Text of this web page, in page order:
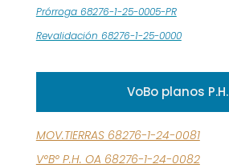
Prórroga 68276-1-25-0005-PR
Revalidación 68276-1-25-0000
VoBo planos P.H.
MOV.TIERRAS 68276-1-24-0081
V°B° P.H. OA 68276-1-24-0082